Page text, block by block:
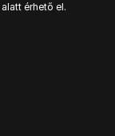
alatt érhető el.